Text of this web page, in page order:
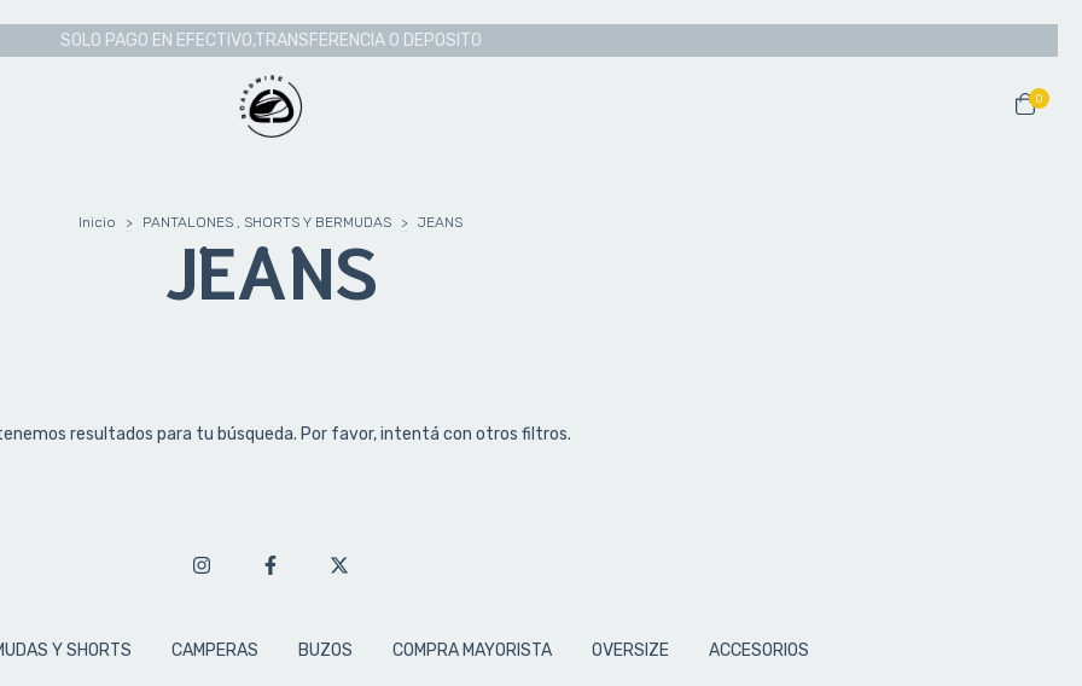
SOLO PAGO EN EFECTIVO,TRANSFERENCIA O DEPOSITO
0
Inicio > PANTALONES , SHORTS Y BERMUDAS > JEANS
JEANS
resultados para tu búsqueda. Por favor, intentá con otros filtros.
Y SHORTS CAMPERAS BUZOS COMPRA MAYORISTA OVERSIZE ACCESORIOS